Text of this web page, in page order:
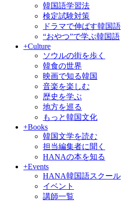
韓国語学習法
検定試験対策
ドラマで伸ばす韓国語
“おやつ”で学ぶ韓国語
+Culture
ソウルの街を歩く
韓食の世界
映画で知る韓国
音楽を楽しむ
歴史を学ぶ
地方を巡る
もっと韓国文化
+Books
韓国文学を読む
担当編集者に聞く
HANAの本を知る
+Events
HANA韓国語スクール
イベント
講師一覧